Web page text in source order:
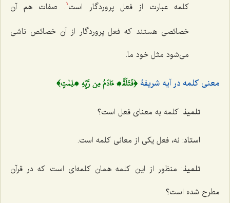
کلمه عبارت از فعل پروردگار است 1 . صفات هم آن
خصائصی هستند که فعل پروردگار از آن خصائص ناشی
می‌شود مثل خود ما.
معنی کلمه در آیه شریفۀ ﴿فَتَلَقَّیٰ ءَادَمُ مِن رَّبِّهِ کَلِمٰتٍ﴾
تلمیذ: کلمه به معنای فعل است؟
استاد: نه، فعل یکی از معانی کلمه است.
تلمیذ: منظور از این کلمه همان کلمه‌ای است که در قرآن
مطرح شده است؟